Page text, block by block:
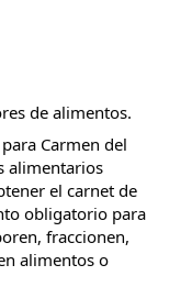
de alimentos.
Carmen del
alimentarios
el carnet de
obligatorio para
fraccionen,
alimentos o